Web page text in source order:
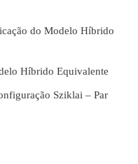
do Modelo Híbrido
Híbrido Equivalente
Sziklai – Par